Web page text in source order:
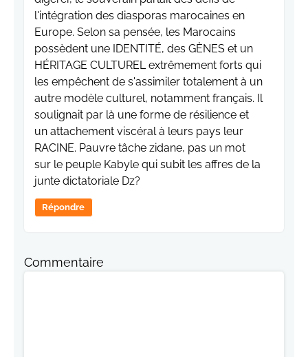
l'intégration des diasporas marocaines en
Europe. Selon sa pensée, les Marocains
possèdent une IDENTITÉ, des GÈNES et un
HÉRITAGE CULTUREL extrêmement forts qui
les empêchent de s'assimiler totalement à un
autre modèle culturel, notamment français. Il
soulignait par là une forme de résilience et
un attachement viscéral à leurs pays leur
RACINE. Pauvre tâche zidane, pas un mot
sur le peuple Kabyle qui subit les affres de la
junte dictatoriale Dz?
Répondre
Commentaire